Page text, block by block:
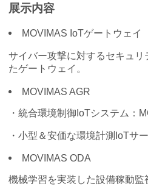
展示内容
MOVIMAS IoTゲートウェイ
サイバー攻撃に対するセキュ
たゲートウェイ。
MOVIMAS AGR
・統合環境制御IoTシステム：
・小型＆安価な環境計測IoTサ
MOVIMAS ODA
機械学習を実装した設備稼動監